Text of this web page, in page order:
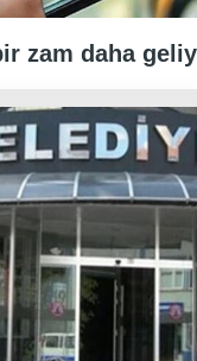
zam daha